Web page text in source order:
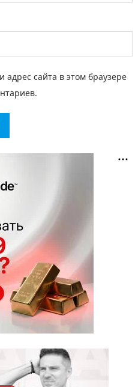
сайта в этом браузере